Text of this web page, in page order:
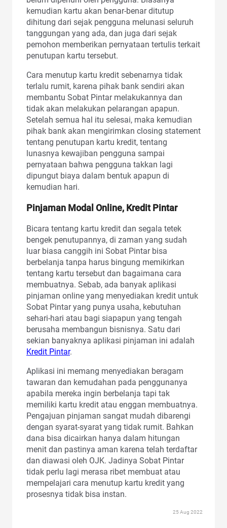
kemudian kartu akan benar-benar ditutup
dihitung dari sejak pengguna melunasi seluruh
tanggungan yang ada, dan juga dari sejak
pemohon memberikan pernyataan tertulis terkait
penutupan kartu tersebut.
Cara menutup kartu kredit sebenarnya tidak
terlalu rumit, karena pihak bank sendiri akan
membantu Sobat Pintar melakukannya dan
tidak akan melakukan pelarangan apapun.
Setelah semua hal itu selesai, maka kemudian
pihak bank akan mengirimkan closing statement
tentang penutupan kartu kredit, tentang
lunasnya kewajiban pengguna sampai
pernyataan bahwa pengguna takkan lagi
dipungut biaya dalam bentuk apapun di
kemudian hari.
Pinjaman Modal Online, Kredit Pintar
Bicara tentang kartu kredit dan segala tetek
bengek penutupannya, di zaman yang sudah
luar biasa canggih ini Sobat Pintar bisa
berbelanja tanpa harus bingung memikirkan
tentang kartu tersebut dan bagaimana cara
membuatnya. Sebab, ada banyak aplikasi
pinjaman online yang menyediakan kredit untuk
Sobat Pintar yang punya usaha, kebutuhan
sehari-hari atau bagi siapapun yang tengah
berusaha membangun bisnisnya. Satu dari
sekian banyaknya aplikasi pinjaman ini adalah
Kredit Pintar.
Aplikasi ini memang menyediakan beragam
tawaran dan kemudahan pada penggunanya
apabila mereka ingin berbelanja tapi tak
memiliki kartu kredit atau enggan membuatnya.
Pengajuan pinjaman sangat mudah dibarengi
dengan syarat-syarat yang tidak rumit. Bahkan
dana bisa dicairkan hanya dalam hitungan
menit dan pastinya aman karena telah terdaftar
dan diawasi oleh OJK. Jadinya Sobat Pintar
tidak perlu lagi merasa ribet membuat atau
mempelajari cara menutup kartu kredit yang
prosesnya tidak bisa instan.
25 Aug 2022